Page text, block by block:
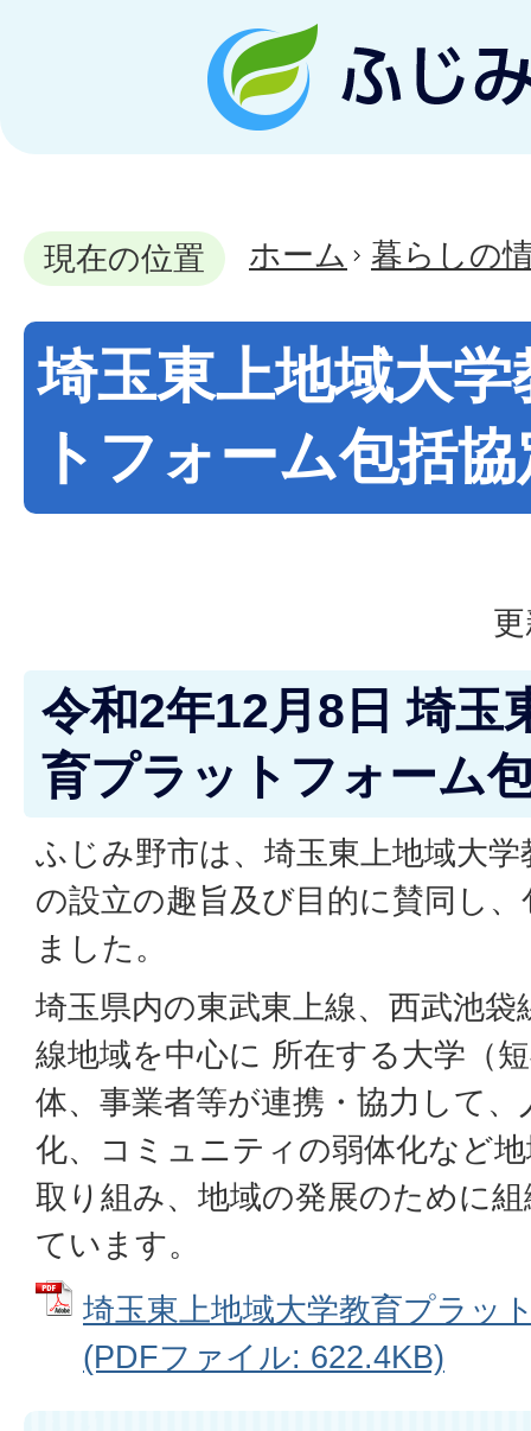
現在の位置 ホーム 暮らしの
埼玉東上地域大
トフォーム包括
令和2年12月8日 埼玉
育プラットフォーム
ふじみ野市は、埼玉東上地域大
の設立の趣旨及び目的に賛同し
ました。
埼玉県内の東武東上線、西武池
線地域を中心に 所在する大学（
体、事業者等が連携・協力して
化、コミュニティの弱体化など
取り組み、地域の発展のために
ています。
埼玉東上地域大学教育プラッ
(PDFファイル: 622.4KB)